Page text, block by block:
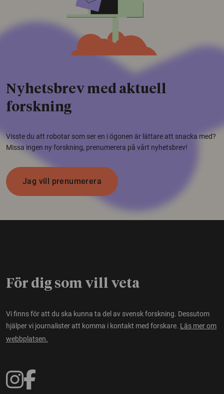
Nyhetsbrev med aktuell
forskning
Visste du att robotar som ser en i ögonen är lättare att snacka med?
Missa ingen ny forskning, prenumerera på vårt nyhetsbrev!
Jag vill prenumerera
För dig som vill veta
Vi finns för att du ska kunna ta del av svensk forskning. Dessutom
hjälper vi journalister att komma i kontakt med forskare. Läs mer om
webbplatsen.